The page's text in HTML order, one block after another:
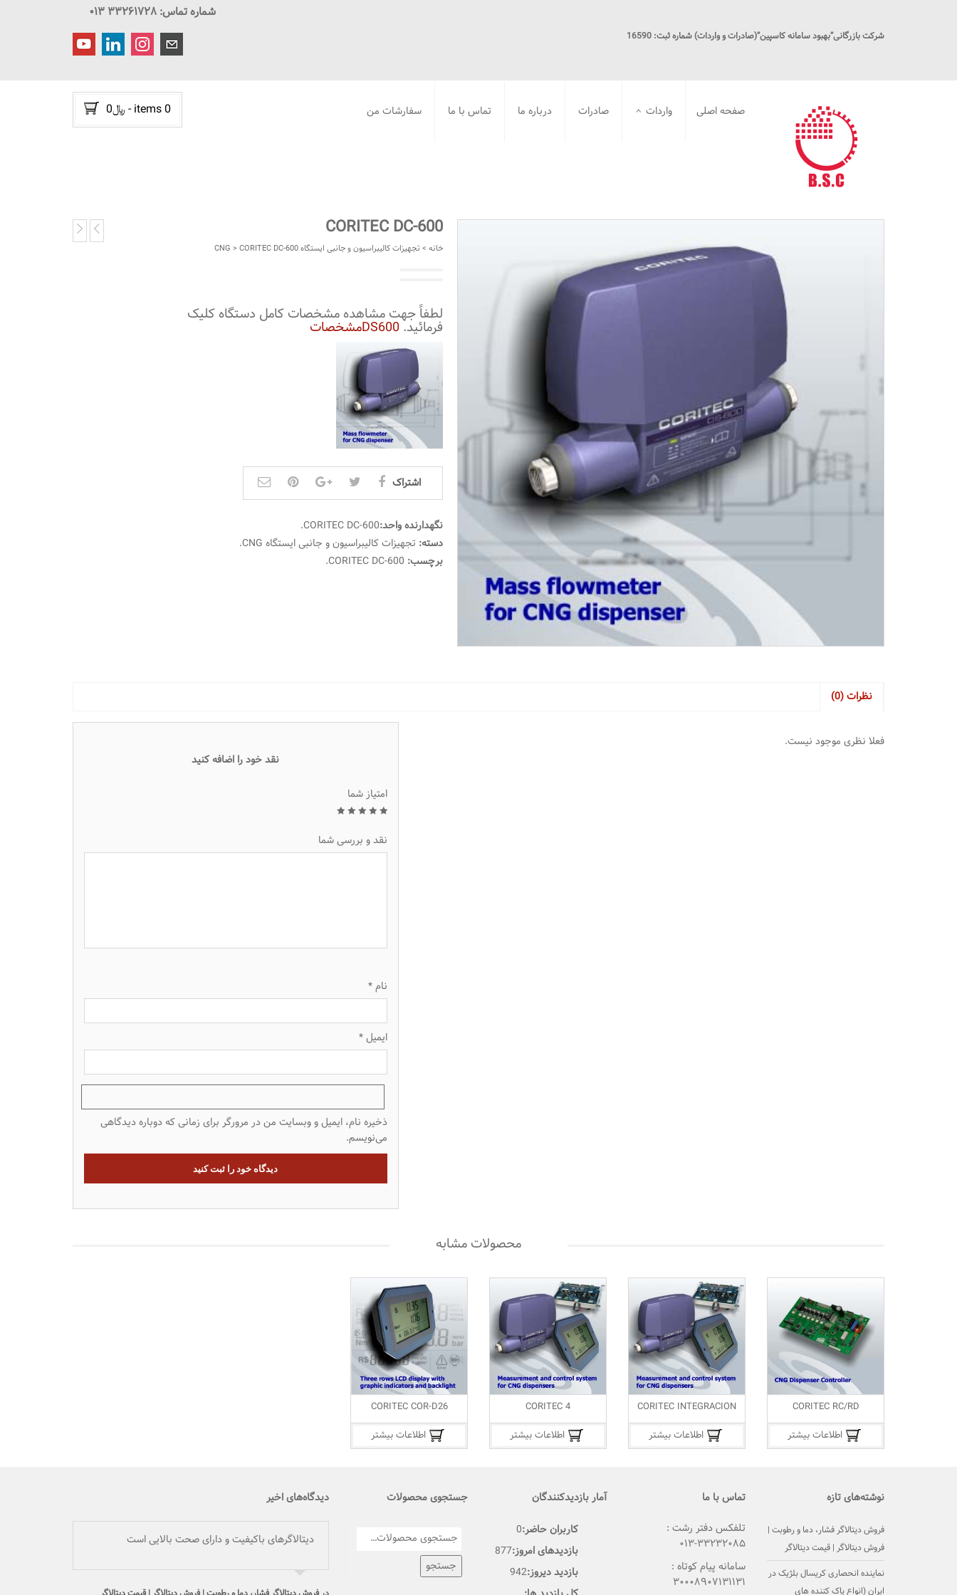
شرکت بازرگانی”بهبود سامانه کاسپین”(صادرات و واردات) شماره ثبت: 16590
شماره تماس: ۳۳۲۶۱۷۲۸ ۰۱۳
صفحه اصلی واردات صادرات درباره ما تماس با ما سفارشات من 0 items
-﷼0
CORITEC DC-600
خانه > تجهیزات کالیبراسیون و جانبی ایستگاه CNG> CORITEC DC-600
لطفاً جهت مشاهده مشخصات کامل دستگاه کلیک
فرمائید.DS600مشخصات
اشتراک
نگهدارنده واحد:CORITEC DC-600
.
دسته: تجهیزات کالیبراسیون و جانبی ایستگاه CNG
.
برچسب: CORITEC DC-600
.
نظرات (0)
فعلا نظری موجود نیست.
نقد خود را اضافه کنید
امتیاز شما
نقد و بررسی شما
نام*
ایمیل*
ذخیره نام، ایمیل و وبسایت من در مرورگر برای زمانی که دوباره دیدگاهی
می‌نویسم.
محصولات مشابه
CORITEC RC/RD
اطلاعات بیشتر
CORITEC INTEGRACION
اطلاعات بیشتر
CORITEC 4
اطلاعات بیشتر
CORITEC COR-D26
اطلاعات بیشتر
دیدگاه‌های اخیر
دیتالاگرهای باکیفیت و دارای صحت بالایی است
نوشته‌های تازه
فروش دیتالاگر فشار، دما و رطوبت |
فروش دیتالاگر | قیمت دیتالاگر
نماینده انحصاری کریسال بلژیک در
ایران (انواع پاک کننده های
تماس با ما
تلفکس دفتر رشت :
۳۳۲۳۲۰۸۵-۰۱۳
سامانه پیام کوتاه :
۳۰۰۰۸۹۰۷۱۳۱۱۳۱
آمار بازدیدکنندگان
کاربران حاضر:0
بازدیدهای امروز:877
بازدید دیروز:942
جستجوی محصولات
جستجو